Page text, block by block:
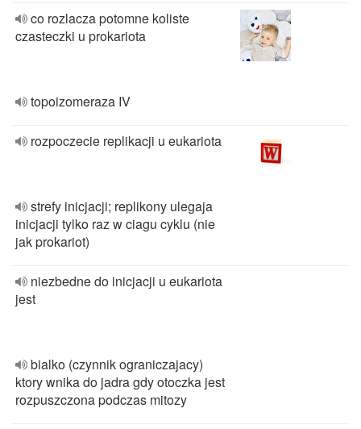
co rozlacza potomne koliste
czasteczki u prokariota
topoizomeraza IV
rozpoczecie replikacji u eukariota
strefy inicjacji; replikony ulegaja
inicjacji tylko raz w ciagu cyklu (nie
jak prokariot)
niezbedne do inicjacji u eukariota
jest
bialko (czynnik ograniczajacy)
ktory wnika do jadra gdy otoczka jest
rozpuszczona podczas mitozy